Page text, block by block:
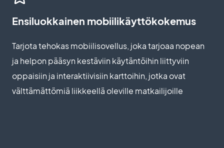
Ensiluokkainen mobiilikäyttökokemus
Tarjota tehokas mobiilisovellus, joka tarjoaa nopean
ja helpon pääsyn kestäviin käytäntöihin liittyviin
oppaisiin ja interaktiivisiin karttoihin, jotka ovat
välttämättömiä liikkeellä oleville matkailijoille